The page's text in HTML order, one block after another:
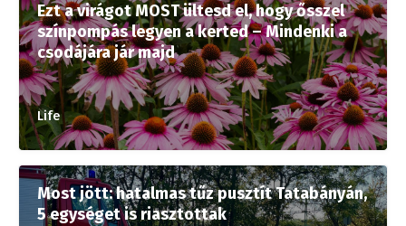
Ezt a virágot MOST ültesd el, hogy ősszel
színpompás legyen a kerted – Mindenki a
csodájára jár majd
Life
Most jött: hatalmas tűz pusztít Tatabányán,
5 egységet is riasztottak